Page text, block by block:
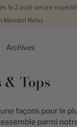
le 2 août seront
Mondial Relay
Archives
& Tops
façons pour le
parmi